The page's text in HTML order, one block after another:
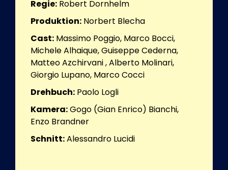
Regie: Robert Dornhelm
Produktion: Norbert Blecha
Cast: Massimo Poggio, Marco Bocci,
Michele Alhaique, Guiseppe Cederna,
Matteo Azchirvani , Alberto Molinari,
Giorgio Lupano, Marco Cocci
Drehbuch: Paolo Logli
Kamera:Gogo (Gian Enrico) Bianchi,
Enzo Brandner
Schnitt:Alessandro Lucidi